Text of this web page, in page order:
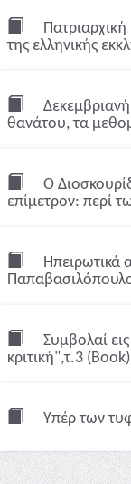
της ελληνικής
θανάτου, τα
Ο
επίμετρον: περί
Ηπειρωτικά
Συμβολαί
κριτική",τ.3 (Book)
Υπέρ των